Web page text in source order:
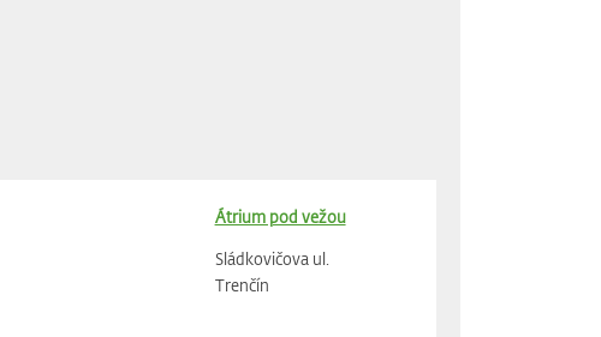
Átrium pod vežou
Sládkovičova ul.
Trenčín